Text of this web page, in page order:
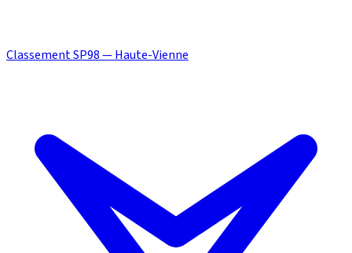
Classement SP98 — Haute-Vienne